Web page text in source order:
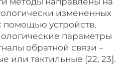
измененных
помощью устройств,
параметры
обратной связи –
или тактильные [22, 23].